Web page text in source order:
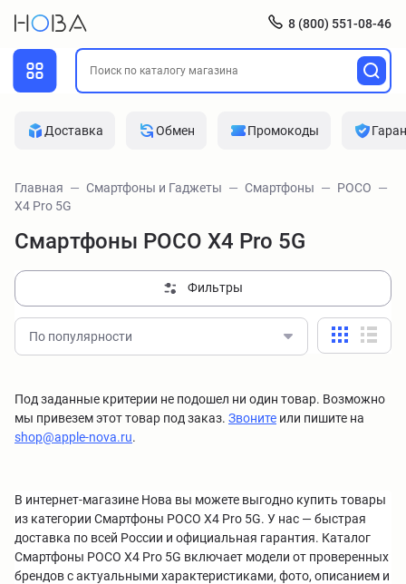
8 (800) 551-08-46
Доставка Обмен Промокоды
Главная Смартфоны и Гаджеты Смартфоны
POCO
X4 Pro 5G
Смартфоны POCO X4 Pro 5G
Фильтры
По популярности
Под заданные критерии не подошел ни один товар. Возможно
мы привезем этот товар под заказ. Звоните или пишите на
shop@apple-nova.ru.
В интернет-магазине Нова вы можете выгодно купить товары
из категории Смартфоны POCO X4 Pro 5G. У нас — быстрая
доставка по всей России и официальная гарантия. Каталог
Смартфоны POCO X4 Pro 5G включает модели от проверенных
брендов с актуальными характеристиками, фото, описанием и